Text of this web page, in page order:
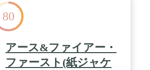
80
アース&ファイアー・
ファースト(紙ジャケ